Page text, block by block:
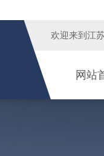
欢迎来到江
网站